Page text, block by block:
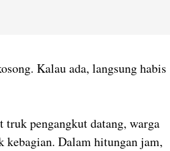
Kalau ada, langsung habis
pengangkut datang, warga
kebagian. Dalam hitungan jam,